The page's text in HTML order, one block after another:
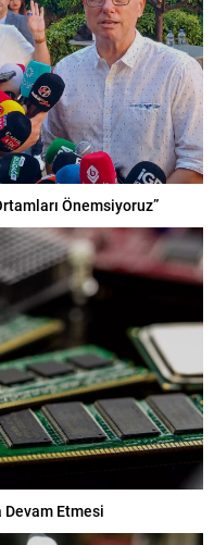
Önemsiyoruz”
Devam Etmesi